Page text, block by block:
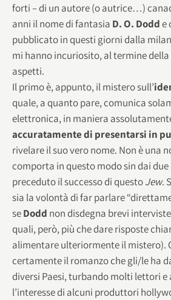
forti – di un autore (o autrice…)
anni il nome di fantasia D. O. Dodde
pubblicato in questi giorni dalla
mi hanno incuriosito, al termine
aspetti.
Il primo è, appunto, il mistero sull’
quale, a quanto pare, comunica
elettronica, in maniera
accuratamente di presentarsi in
rivelare il suo vero nome. Non è una
comporta in questo modo sin dai
preceduto il successo di questoJew.
sia la volontà di far parlare
seDodd non disdegna brevi
quali, però, più che dare risposte
alimentare ulteriormente il mistero).
certamente il romanzo che gli/le ha
diversi Paesi, turbando molti lettori
l’interesse di alcuni produttori